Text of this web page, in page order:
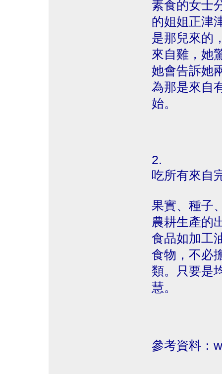
素食的女士
的姐姐正津
是那兒來的
來自雞，她
她會告訴她
為那是來自
始。
2.
吃所有來自
果實、種子
農耕生產的
食品如加工
食物，不必
類。只要是
慧。
參考資料：